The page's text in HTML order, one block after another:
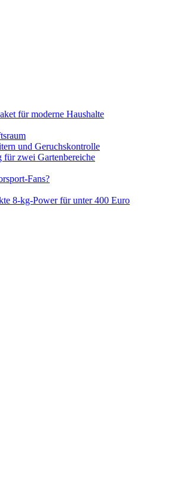
für moderne Haushalte
und Geruchskontrolle
für zwei Gartenbereiche
Fans?
8-kg-Power für unter 400 Euro